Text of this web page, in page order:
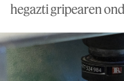
hegazti gripearen